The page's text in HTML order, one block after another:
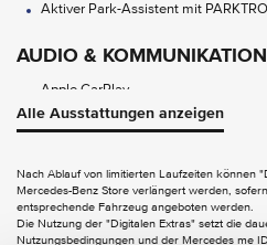
Aktiver Park-Assistent mit
AUDIO & KOMMUNIKATION
Apple CarPlay
Digitales Radio
MBUX Multimediasystem
EXTERIEUR
Anhängevorrichtung mit ESP
Alle Ausstattungen anzeigen
Nach Ablauf von limitierten Laufzeiten können
Mercedes-Benz Store verlängert werden,
entsprechende Fahrzeug angeboten werden.
Die Nutzung der "Digitalen Extras" setzt die
Nutzungsbedingungen und der Mercedes me